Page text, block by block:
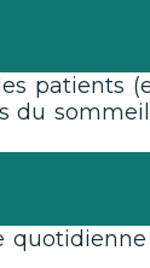
patients
du